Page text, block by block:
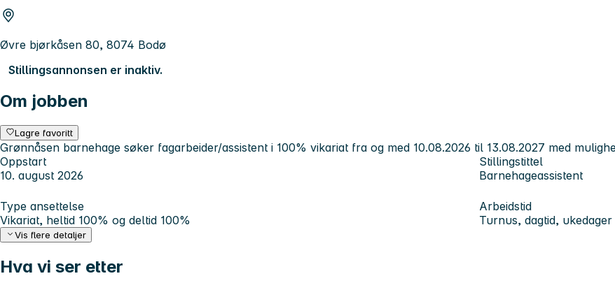
Øvre bjørkåsen 80, 8074 Bodø
Stillingsannonsen er inaktiv.
Om jobben
Lagre favoritt
Grønnåsen barnehage søker fagarbeider/assistent i 100% vikariat fra og med 10.08.2026 til 13.08.2027 med
Oppstart
10. august 2026
Stillingstittel
Barnehageassistent
Type ansettelse
Vikariat, heltid 100% og deltid 100%
Arbeidstid
Turnus, dagtid, ukedager
Vis flere detaljer
Hva vi ser etter